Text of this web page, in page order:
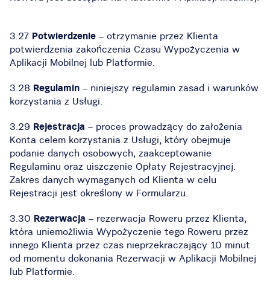
3.27 Potwierdzenie – otrzymanie przez Klienta
potwierdzenia zakończenia Czasu Wypożyczenia w
Aplikacji Mobilnej lub Platformie.
3.28 Regulamin – niniejszy regulamin zasad i warunków
korzystania z Usługi.
3.29 Rejestracja – proces prowadzący do założenia
Konta celem korzystania z Usługi, który obejmuje
podanie danych osobowych, zaakceptowanie
Regulaminu oraz uiszczenie Opłaty Rejestracyjnej.
Zakres danych wymaganych od Klienta w celu
Rejestracji jest określony w Formularzu.
3.30 Rezerwacja – rezerwacja Roweru przez Klienta,
która uniemożliwia Wypożyczenie tego Roweru przez
innego Klienta przez czas nieprzekraczający 10 minut
od momentu dokonania Rezerwacji w Aplikacji Mobilnej
lub Platformie.